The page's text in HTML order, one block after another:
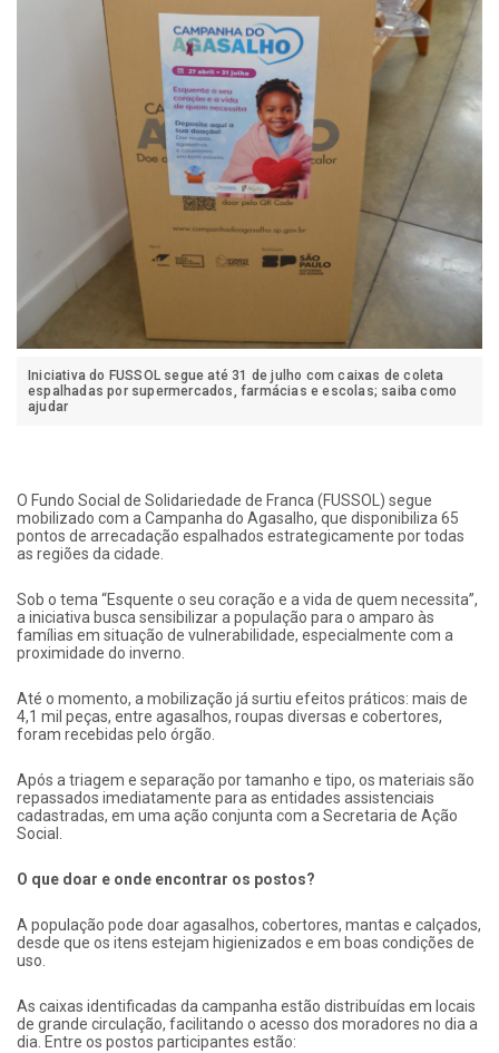
Iniciativa do FUSSOL segue até 31 de julho com caixas de coleta
espalhadas por supermercados, farmácias e escolas; saiba como
ajudar
O Fundo Social de Solidariedade de Franca (FUSSOL) segue
mobilizado com a Campanha do Agasalho, que disponibiliza 65
pontos de arrecadação espalhados estrategicamente por todas
as regiões da cidade.
Sob o tema “Esquente o seu coração e a vida de quem necessita”,
a iniciativa busca sensibilizar a população para o amparo às
famílias em situação de vulnerabilidade, especialmente com a
proximidade do inverno.
Até o momento, a mobilização já surtiu efeitos práticos: mais de
4,1 mil peças, entre agasalhos, roupas diversas e cobertores,
foram recebidas pelo órgão.
Após a triagem e separação por tamanho e tipo, os materiais são
repassados imediatamente para as entidades assistenciais
cadastradas, em uma ação conjunta com a Secretaria de Ação
Social.
O que doar e onde encontrar os postos?
A população pode doar agasalhos, cobertores, mantas e calçados,
desde que os itens estejam higienizados e em boas condições de
uso.
As caixas identificadas da campanha estão distribuídas em locais
de grande circulação, facilitando o acesso dos moradores no dia a
dia. Entre os postos participantes estão: